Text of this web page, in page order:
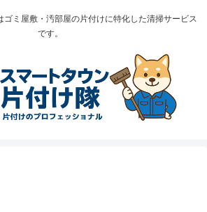
ゴミ屋敷・汚部屋の片付けに特化した清掃サービス
です。